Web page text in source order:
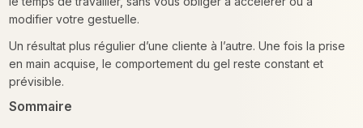
modifier votre gestuelle.
Un résultat plus régulier d’une cliente à l’autre. Une fois la prise
en main acquise, le comportement du gel reste constant et
prévisible.
Sommaire